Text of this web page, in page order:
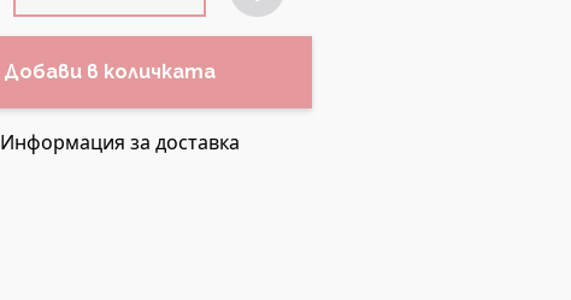
Добави в количката
Информация за доставка